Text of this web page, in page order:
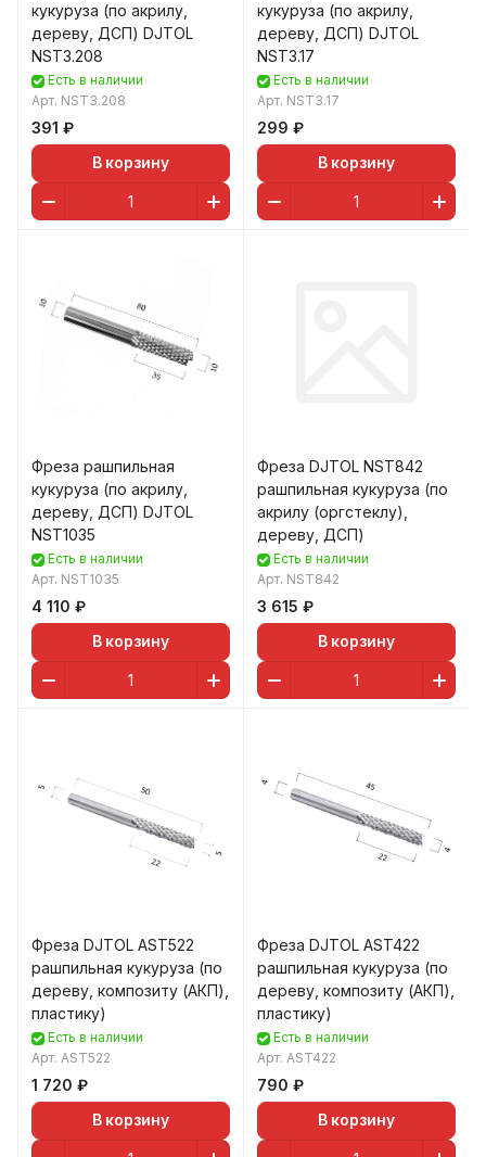
кукуруза (по акрилу,
дереву, ДСП) DJTOL
NST3.208
Есть в наличии
Арт. NST3.208
391 ₽
В корзину
кукуруза (по акрилу,
дереву, ДСП) DJTOL
NST3.17
Есть в наличии
Арт. NST3.17
299 ₽
В корзину
Фреза рашпильная
кукуруза (по акрилу,
дереву, ДСП) DJTOL
NST1035
Есть в наличии
Арт. NST1035
4 110 ₽
В корзину
Фреза DJTOL NST842
рашпильная кукуруза (по
акрилу (оргстеклу),
дереву, ДСП)
Есть в наличии
Арт. NST842
3 615 ₽
В корзину
Фреза DJTOL AST522
рашпильная кукуруза (по
дереву, композиту (АКП),
пластику)
Есть в наличии
Арт. AST522
1 720 ₽
В корзину
Фреза DJTOL AST422
рашпильная кукуруза (по
дереву, композиту (АКП),
пластику)
Есть в наличии
Арт. AST422
790 ₽
В корзину